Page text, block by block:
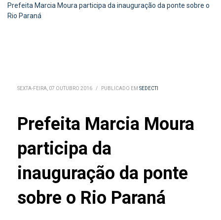
Prefeita Marcia Moura participa da inauguração da ponte sobre o
Rio Paraná
SEXTA-FEIRA, 07 OUTUBRO 2016 / PUBLICADO EM SEDECTI
Prefeita Marcia Moura
participa da
inauguração da ponte
sobre o Rio Paraná